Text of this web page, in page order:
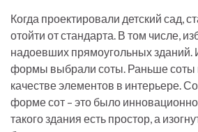
Когда проектировали детский сад,
отойти от стандарта. В том числе,
надоевших прямоугольных зданий.
формы выбрали соты. Раньше соты
качестве элементов в интерьере.
форме сот – это было
такого здания есть простор, а